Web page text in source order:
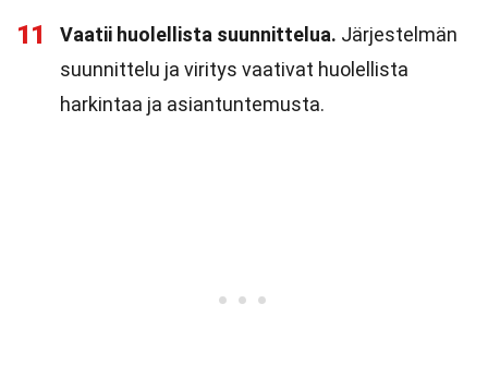
11 Vaatii huolellista suunnittelua. Järjestelmän
suunnittelu ja viritys vaativat huolellista
harkintaa ja asiantuntemusta.